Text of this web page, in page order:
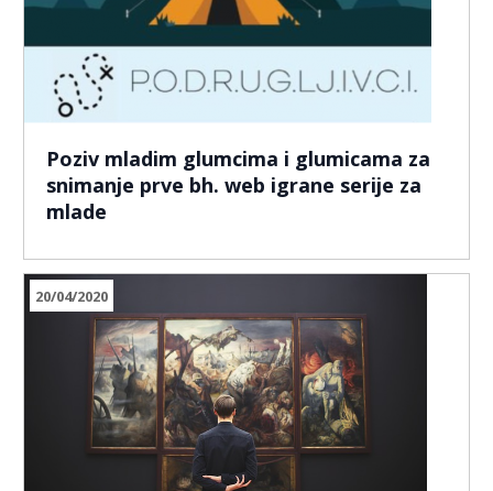
Poziv mladim glumcima i glumicama za
snimanje prve bh. web igrane serije za
mlade
20/04/2020